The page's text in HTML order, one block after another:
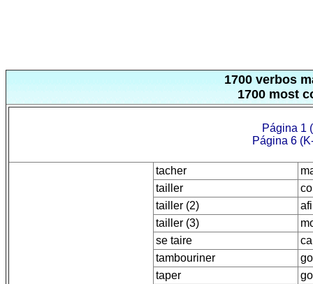
1700 verbos
1700 most
Página 1
Página 6
tacher
tailler
tailler (2)
tailler (3)
se taire
tambouriner
taper